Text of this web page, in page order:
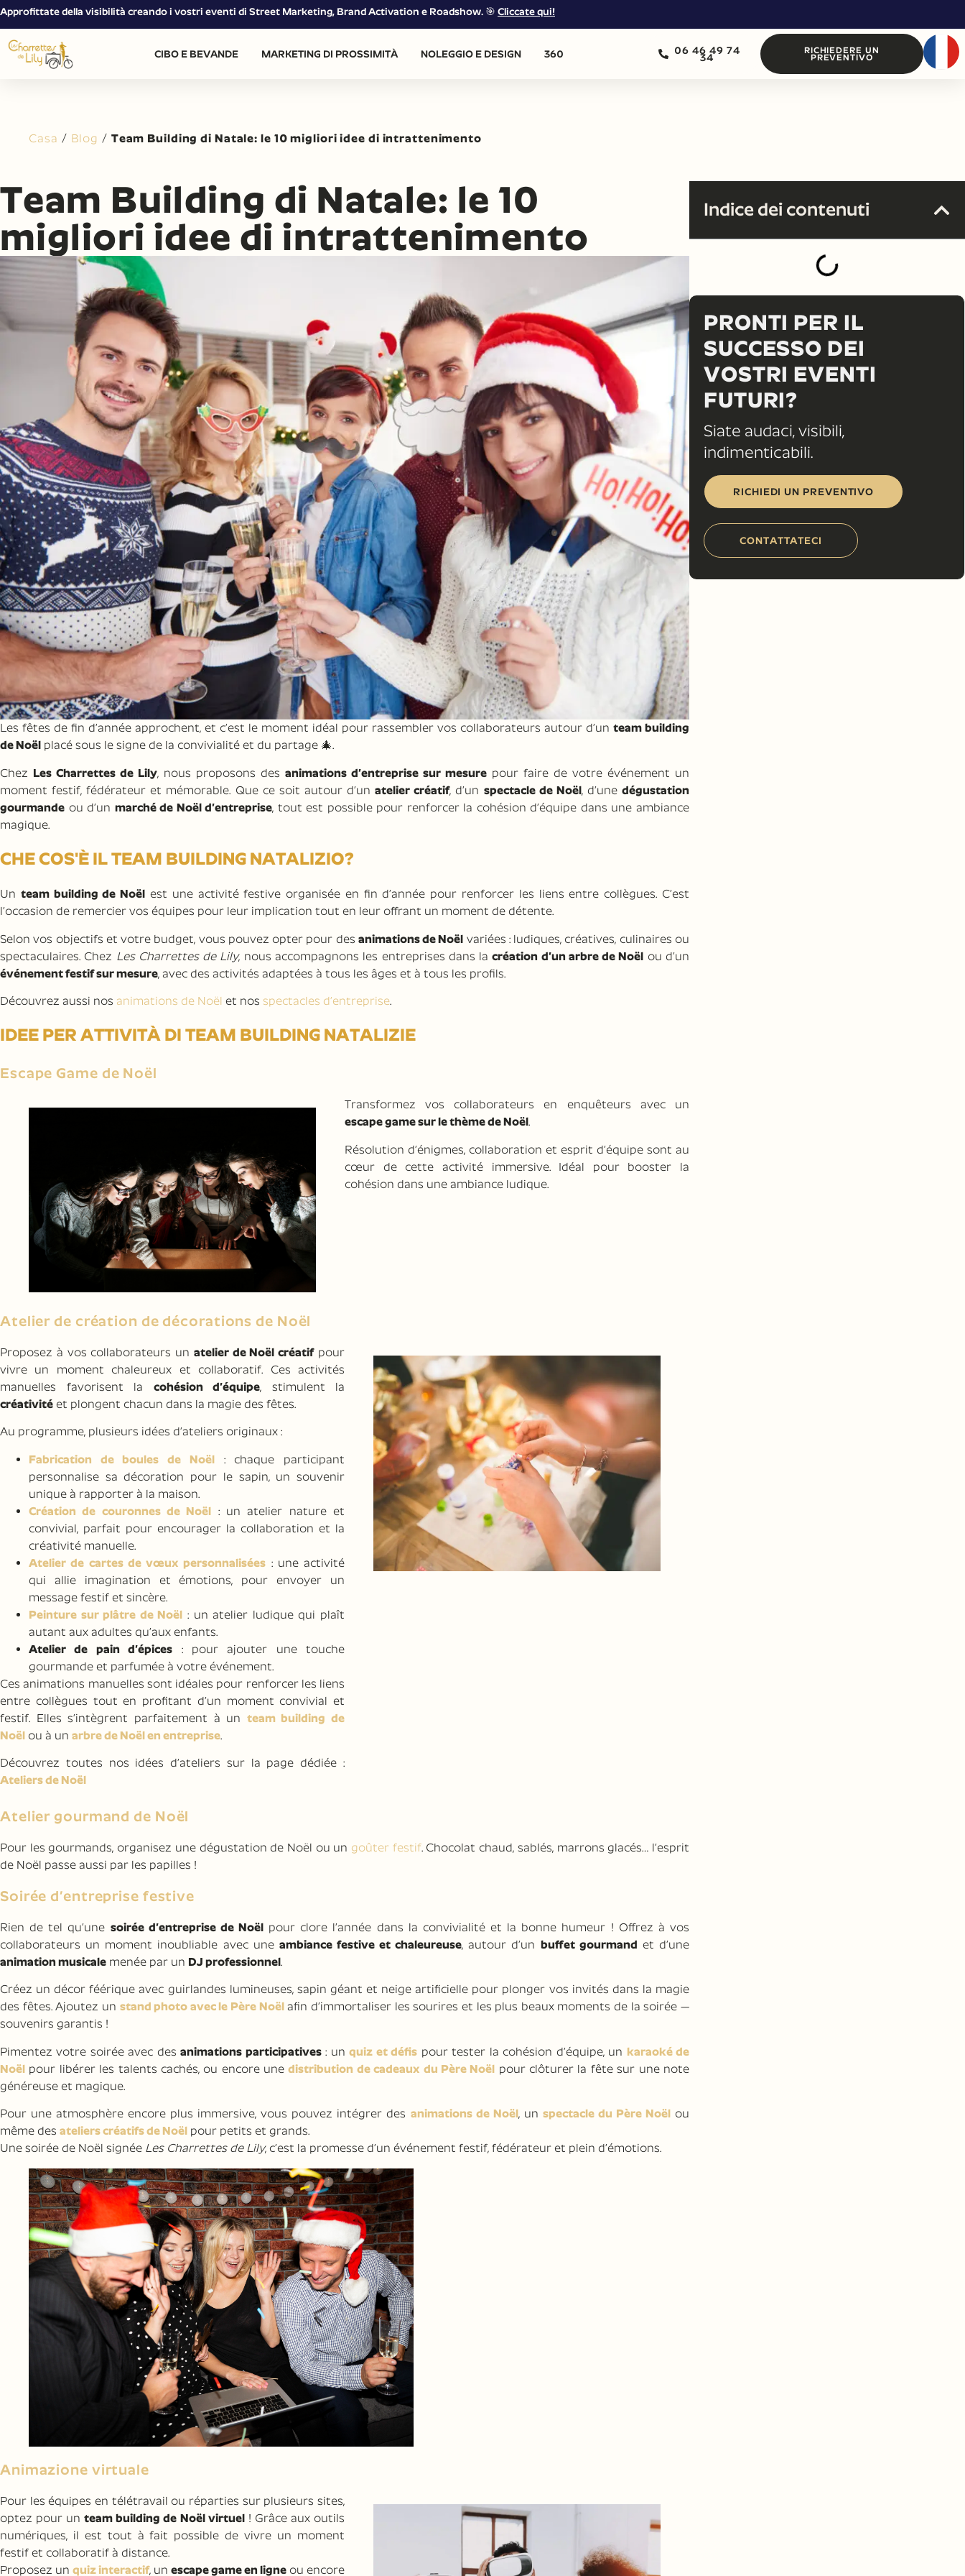
Approfittate della visibilità creando i vostri eventi di Street Marketing, Brand Activation e Roadshow. 🎯 Cliccate qui!
CIBO E BEVANDE MARKETING DI PROSSIMITÀ NOLEGGIO E DESIGN 360 06 46 49 74
34
RICHIEDERE UN
PREVENTIVO
Casa / Blog / Team Building di Natale: le 10 migliori idee di intrattenimento
Team Building di Natale: le 10
migliori idee di intrattenimento
Les fêtes de fin d’année approchent, et c’est le moment idéal pour rassembler vos collaborateurs autour d’un team building
de Noël placé sous le signe de la convivialité et du partage 🎄.
Chez Les Charrettes de Lily, nous proposons des animations d’entreprise sur mesure pour faire de votre événement un
moment festif, fédérateur et mémorable. Que ce soit autour d’unatelier créatif, d’un spectacle de Noël, d’unedégustation
gourmande ou d’un marché de Noël d’entreprise, tout est possible pour renforcer la cohésion d’équipe dans une ambiance
magique.
CHE COS'È IL TEAM BUILDING NATALIZIO?
Un team building de Noël est une activité festive organisée en fin d’année pour renforcer les liens entre collègues. C’est
l’occasion de remercier vos équipes pour leur implication tout en leur offrant un moment de détente.
Selon vos objectifs et votre budget, vous pouvez opter pour des animations de Noël variées : ludiques, créatives, culinaires ou
spectaculaires. Chez Les Charrettes de Lily, nous accompagnons les entreprises dans lacréation d’un arbre de Noël ou d’un
événement festif sur mesure, avec des activités adaptées à tous les âges et à tous les profils.
Découvrez aussi nos animations de Noël et nos spectacles d’entreprise.
IDEE PER ATTIVITÀ DI TEAM BUILDING NATALIZIE
Escape Game de Noël
Transformez vos collaborateurs en enquêteurs avec un
escape game sur le thème de Noël.
Résolution d’énigmes, collaboration et esprit d’équipe sont au
cœur de cette activité immersive. Idéal pour booster la
cohésion dans une ambiance ludique.
Atelier de création de décorations de Noël
Proposez à vos collaborateurs un atelier de Noël créatifpour
vivre un moment chaleureux et collaboratif. Ces activités
manuelles favorisent la cohésion d’équipe, stimulent la
créativité et plongent chacun dans la magie des fêtes.
Au programme, plusieurs idées d’ateliers originaux :
Fabrication de boules de Noël: chaque participant
personnalise sa décoration pour le sapin, un souvenir
unique à rapporter à la maison.
Création de couronnes de Noël : un atelier nature et
convivial, parfait pour encourager la collaboration et la
créativité manuelle.
Atelier de cartes de vœux personnalisées : une activité
qui allie imagination et émotions, pour envoyer un
message festif et sincère.
Peinture sur plâtre de Noël : un atelier ludique qui plaît
autant aux adultes qu’aux enfants.
Atelier de pain d’épices : pour ajouter une touche
gourmande et parfumée à votre événement.
Ces animations manuelles sont idéales pour renforcer les liens
entre collègues tout en profitant d’un moment convivial et
festif. Elles s’intègrent parfaitement à un team building de
Noël ou à un arbre de Noël en entreprise.
Découvrez toutes nos idées d’ateliers sur la page dédiée :
Ateliers de Noël
Atelier gourmand de Noël
Pour les gourmands, organisez une dégustation de Noël ou un goûter festif. Chocolat chaud, sablés, marrons glacés… l’esprit
de Noël passe aussi par les papilles !
Soirée d’entreprise festive
Rien de tel qu’une soirée d’entreprise de Noël pour clore l’année dans la convivialité et la bonne humeur ! Offrez à vos
collaborateurs un moment inoubliable avec une ambiance festive et chaleureuse, autour d’un buffet gourmand et d’une
animation musicale menée par un DJ professionnel.
Créez un décor féérique avec guirlandes lumineuses, sapin géant et neige artificielle pour plonger vos invités dans la magie
des fêtes. Ajoutez un stand photo avec le Père Noëlafin d’immortaliser les sourires et les plus beaux moments de la soirée —
souvenirs garantis !
Pimentez votre soirée avec desanimations participatives: unquiz et défis pour tester la cohésion d’équipe, un karaoké de
Noël pour libérer les talents cachés, ou encore unedistribution de cadeaux du Père Noël pour clôturer la fête sur une note
généreuse et magique.
Pour une atmosphère encore plus immersive, vous pouvez intégrer des animations de Noël, un spectacle du Père Noëlou
même des ateliers créatifs de Noël pour petits et grands.
Une soirée de Noël signée Les Charrettes de Lily, c’est la promesse d’un événement festif, fédérateur et plein d’émotions.
Animazione virtuale
Pour les équipes en télétravail ou réparties sur plusieurs sites,
optez pour unteam building de Noël virtuel! Grâce aux outils
numériques, il est tout à fait possible de vivre un moment
festif et collaboratif à distance.
Proposez un quiz interactif, un escape game en ligne ou encore
Indice dei contenuti
PRONTI PER IL
SUCCESSO DEI
VOSTRI EVENTI
FUTURI?
Siate audaci, visibili,
indimenticabili.
RICHIEDI UN PREVENTIVO
CONTATTATECI